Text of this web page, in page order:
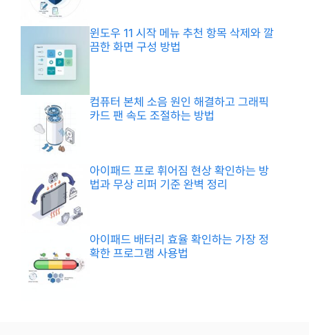
윈도우 11 시작 메뉴 추천 항목 삭제와 깔
끔한 화면 구성 방법
컴퓨터 본체 소음 원인 해결하고 그래픽
카드 팬 속도 조절하는 방법
아이패드 프로 휘어짐 현상 확인하는 방
법과 무상 리퍼 기준 완벽 정리
아이패드 배터리 효율 확인하는 가장 정
확한 프로그램 사용법